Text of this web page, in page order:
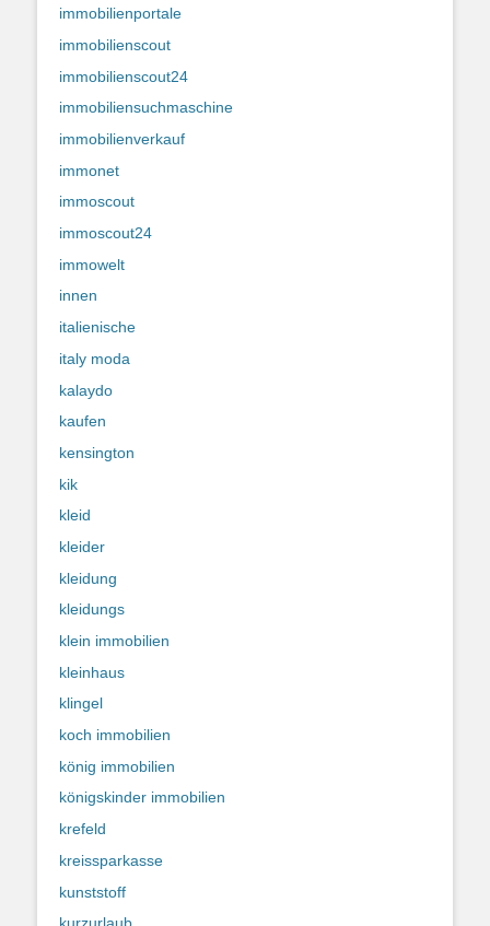
immobilienportale
immobilienscout
immobilienscout24
immobiliensuchmaschine
immobilienverkauf
immonet
immoscout
immoscout24
immowelt
innen
italienische
italy moda
kalaydo
kaufen
kensington
kik
kleid
kleider
kleidung
kleidungs
klein immobilien
kleinhaus
klingel
koch immobilien
könig immobilien
königskinder immobilien
krefeld
kreissparkasse
kunststoff